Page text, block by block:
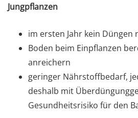
Jungpflanzen
im ersten Jahr kein Düngen
Boden beim Einpflanzen
anreichern
geringer Nährstoffbedarf,
deshalb mit
Gesundheitsrisiko für den